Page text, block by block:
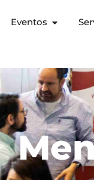
Eventos